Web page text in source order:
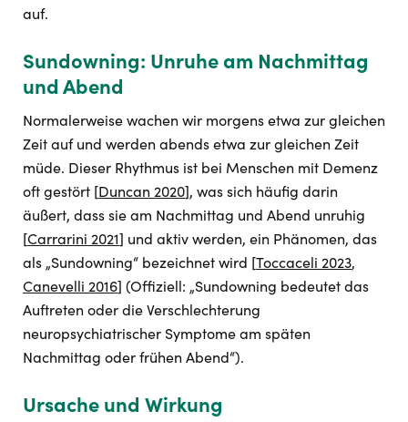
auf.
Sundowning: Unruhe am Nachmittag
und Abend
Normalerweise wachen wir morgens etwa zur gleichen
Zeit auf und werden abends etwa zur gleichen Zeit
müde. Dieser Rhythmus ist bei Menschen mit Demenz
oft gestört [Duncan 2020], was sich häufig darin
äußert, dass sie am Nachmittag und Abend unruhig
[Carrarini 2021] und aktiv werden, ein Phänomen, das
als „Sundowning“ bezeichnet wird [Toccaceli 2023,
Canevelli 2016] (Offiziell: „Sundowning bedeutet das
Auftreten oder die Verschlechterung
neuropsychiatrischer Symptome am späten
Nachmittag oder frühen Abend“).
Ursache und Wirkung